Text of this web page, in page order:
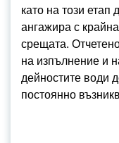
като на този
ангажира с
срещата.
на изпълнение и
дейностите води
постоянно